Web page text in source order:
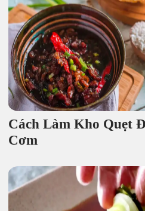
Cách Làm Kho Quẹt
Cơm